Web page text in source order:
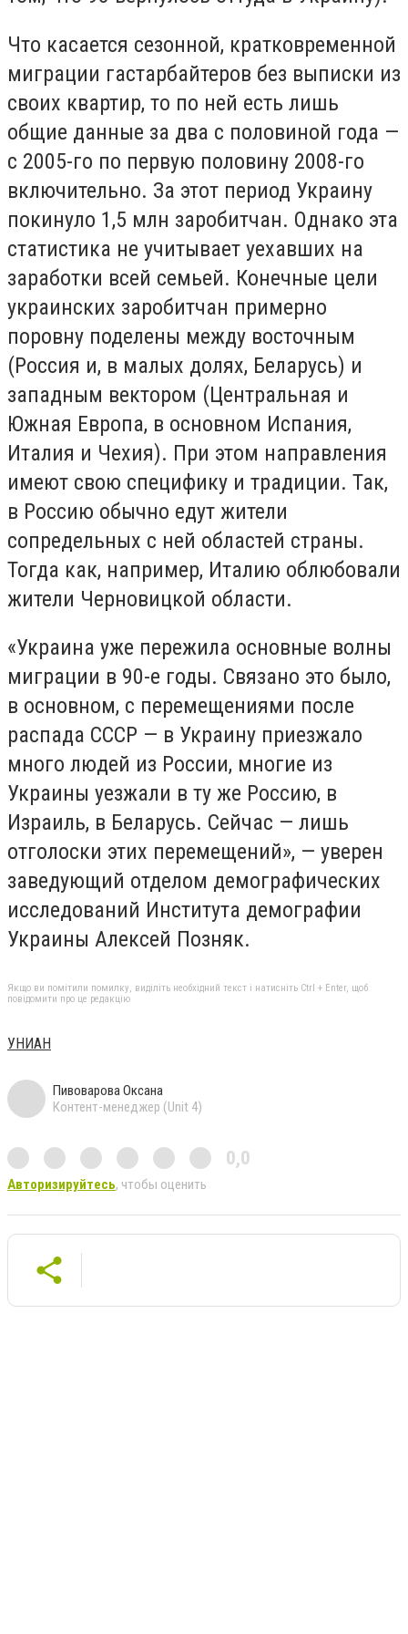
Что касается сезонной, кратковременной
миграции гастарбайтеров без выписки из
своих квартир, то по ней есть лишь
общие данные за два с половиной года —
с 2005-го по первую половину 2008-го
включительно. За этот период Украину
покинуло 1,5 млн заробитчан. Однако эта
статистика не учитывает уехавших на
заработки всей семьей. Конечные цели
украинских заробитчан примерно
поровну поделены между восточным
(Россия и, в малых долях, Беларусь) и
западным вектором (Центральная и
Южная Европа, в основном Испания,
Италия и Чехия). При этом направления
имеют свою специфику и традиции. Так,
в Россию обычно едут жители
сопредельных с ней областей страны.
Тогда как, например, Италию облюбовали
жители Черновицкой области.
«Украина уже пережила основные волны
миграции в 90-е годы. Связано это было,
в основном, с перемещениями после
распада СССР — в Украину приезжало
много людей из России, многие из
Украины уезжали в ту же Россию, в
Израиль, в Беларусь. Сейчас — лишь
отголоски этих перемещений», — уверен
заведующий отделом демографических
исследований Института демографии
Украины Алексей Позняк.
Якщо ви помітили помилку, виділіть необхідний текст і натисніть Ctrl + Enter, щоб
повідомити про це редакцію
УНИАН
Пивоварова Оксана
Контент-менеджер (Unit 4)
0,0
Авторизируйтесь, чтобы оценить